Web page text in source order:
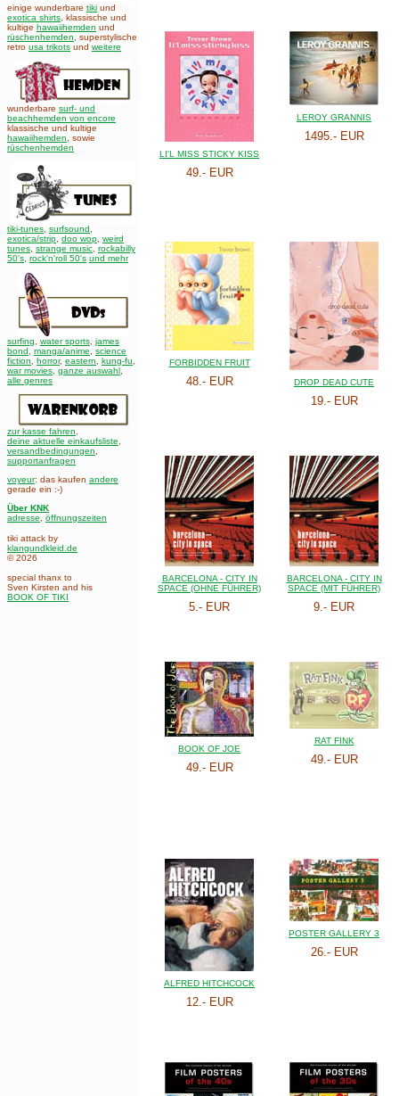
einige wunderbare tiki und
exotica shirts , klassische und
kultige hawaiihemden und
rüschenhemden , superstylische
retro usa trikots und weitere
wunderbare surf- und
beachhemden von encore
klassische und kultige
hawaiihemden
sowie
rüschenhemden
tiki-tunes surfsound
exotica/strip doo wop weird
tunes strange music rockabilly
50's rock'n'roll 50's und mehr
surfing water sports james
bond
manga/anime
science
fiction
horror, eastern kung-fu
war movies ganze auswahl
alle genres
zur kasse fahren
deine aktuelle einkaufsliste
versandbedingungen
supportanfragen
voyeur: das kaufen andere
gerade ein :-)
Über KNK
adresse
öffnungszeiten
tiki attack by
klangundkleid.de
© 2026
special thanx to
Sven Kirsten and his
BOOK OF TIKI
LI'L MISS STICKY KISS
49.- EUR
LEROY GRANNIS
1495.- EUR
FORBIDDEN FRUIT
48.- EUR DROP DEAD CUTE
19.- EUR
BARCELONA - CITY IN
SPACE (OHNE FÜHRER)
5.- EUR
BARCELONA - CITY IN
SPACE (MIT FÜHRER)
9.- EUR
BOOK OF JOE
49.- EUR
RAT FINK
49.- EUR
ALFRED HITCHCOCK
12.- EUR
POSTER GALLERY 3
26.- EUR